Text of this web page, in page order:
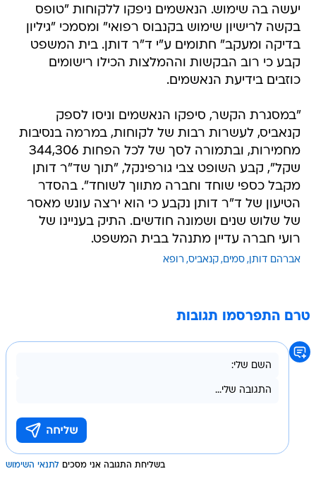
יעשה בה שימוש. הנאשמים ניפקו ללקוחות "טופס
בקשה לרישיון שימוש בקנבוס רפואי" ומסמכי "גיליון
בדיקה ומעקב" חתומים ע"י ד"ר דותן. בית המשפט
קבע כי רוב הבקשות וההמלצות הכילו רישומים
כוזבים בידיעת הנאשמים.
"במסגרת הקשר, סיפקו הנאשמים וניסו לספק
קנאביס, לעשרות רבות של לקוחות, במרמה בנסיבות
מחמירות, ובתמורה לסך של לכל הפחות 344,306
שקל", קבע השופט צבי גורפינקל, "תוך שד"ר דותן
מקבל כספי שוחד וחברה מתווך לשוחד". בהסדר
הטיעון של ד"ר דותן נקבע כי הוא ירצה עונש מאסר
של שלוש שנים ושמונה חודשים. התיק בעניינו של
רועי חברה עדיין מתנהל בבית המשפט.
אברהם דותן סמים קנאביס רופא
טרם התפרסמו תגובות
בשליחת התגובה אני מסכים לתנאי השימוש